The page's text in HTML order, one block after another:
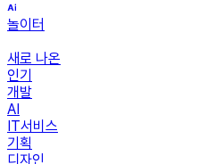
놀이터
새로 나온
인기
개발
AI
IT서비스
기획
디자인